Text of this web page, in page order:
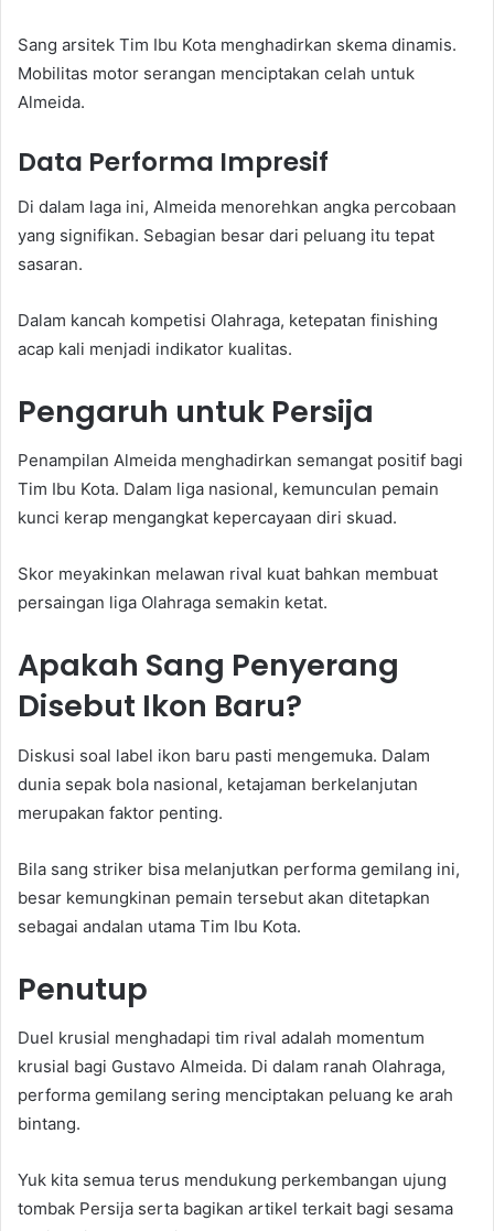
Sang arsitek Tim Ibu Kota menghadirkan skema dinamis.
Mobilitas motor serangan menciptakan celah untuk
Almeida.
Data Performa Impresif
Di dalam laga ini, Almeida menorehkan angka percobaan
yang signifikan. Sebagian besar dari peluang itu tepat
sasaran.
Dalam kancah kompetisi Olahraga, ketepatan finishing
acap kali menjadi indikator kualitas.
Pengaruh untuk Persija
Penampilan Almeida menghadirkan semangat positif bagi
Tim Ibu Kota. Dalam liga nasional, kemunculan pemain
kunci kerap mengangkat kepercayaan diri skuad.
Skor meyakinkan melawan rival kuat bahkan membuat
persaingan liga Olahraga semakin ketat.
Apakah Sang Penyerang
Disebut Ikon Baru?
Diskusi soal label ikon baru pasti mengemuka. Dalam
dunia sepak bola nasional, ketajaman berkelanjutan
merupakan faktor penting.
Bila sang striker bisa melanjutkan performa gemilang ini,
besar kemungkinan pemain tersebut akan ditetapkan
sebagai andalan utama Tim Ibu Kota.
Penutup
Duel krusial menghadapi tim rival adalah momentum
krusial bagi Gustavo Almeida. Di dalam ranah Olahraga,
performa gemilang sering menciptakan peluang ke arah
bintang.
Yuk kita semua terus mendukung perkembangan ujung
tombak Persija serta bagikan artikel terkait bagi sesama